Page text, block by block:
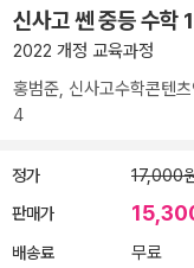
신사고 쎈 중등 수
2022 개정 교육과정
홍범준, 신사고수학콘텐츠
4
정가 17,000
판매가
배송료
무료